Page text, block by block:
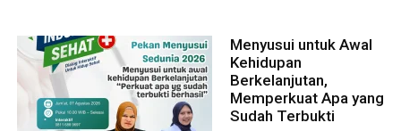
Menyusui untuk Awal
Kehidupan
Berkelanjutan,
Memperkuat Apa yang
Sudah Terbukti